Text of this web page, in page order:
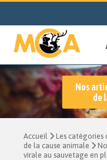
Nos
de
Accueil Les catégories
de la cause animale
virale au sauvetage en